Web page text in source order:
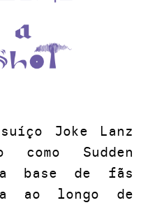
Joke Lanz
como Sudden
base de fãs
ao longo de